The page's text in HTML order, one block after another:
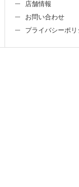
店舗情報
お問い合わせ
プライバシーポリ